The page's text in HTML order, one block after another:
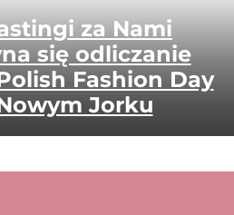
za Nami
się odliczanie
Fashion Day
Jorku